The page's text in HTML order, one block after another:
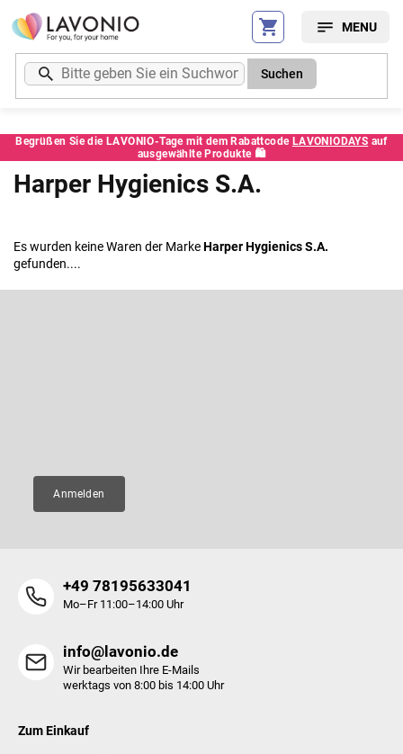
Zum
Inhalt
springen
Begrüßen Sie die LAVONIO-Tage mit dem Rabattcode LAVONIODAYS auf
ausgewählte Produkte 🛍️
Suchen
Harper Hygienics S.A.
Es wurden keine Waren der MarkeHarper Hygienics S.A.
gefunden....
Anmelden
+49 78195633041
Mo–Fr 11:00–14:00 Uhr
info@lavonio.de
Wir bearbeiten Ihre E-Mails
werktags von 8:00 bis 14:00 Uhr
Zum Einkauf